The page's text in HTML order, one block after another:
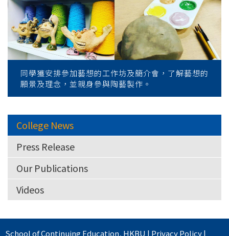
同學獲安排參加藝想的工作坊及簡介會，了解藝想的
願景及理念，並親身參與陶藝製作。
College News
Press Release
Our Publications
Videos
School of Continuing Education, HKBU | Privacy Policy|